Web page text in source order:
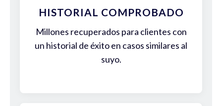
HISTORIAL COMPROBADO
Millones recuperados para clientes con
un historial de éxito en casos similares al
suyo.